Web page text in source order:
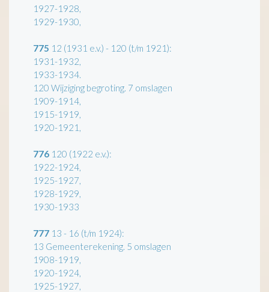
1927-1928,
1929-1930,
775 12 (1931 e.v.) - 120 (t/m 1921):
1931-1932,
1933-1934.
120 Wijziging begroting. 7 omslagen
1909-1914,
1915-1919,
1920-1921,
776 120 (1922 e.v.):
1922-1924,
1925-1927,
1928-1929,
1930-1933
777 13 - 16 (t/m 1924):
13 Gemeenterekening. 5 omslagen
1908-1919,
1920-1924,
1925-1927,